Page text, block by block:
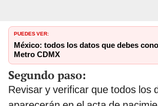
PUEDES VER:
México: todos los datos que debes
Metro CDMX
Segundo paso:
Revisar y verificar que todos los